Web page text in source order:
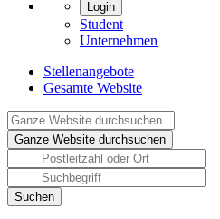
Login
Student
Unternehmen
Stellenangebote
Gesamte Website